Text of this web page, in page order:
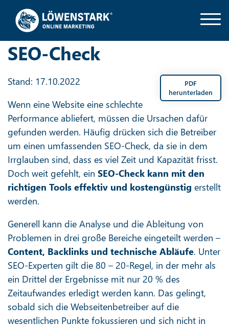
SEO-Check
PDF
herunterladen
Stand: 17.10.2022
Wenn eine Website eine schlechte
Performance abliefert, müssen die Ursachen dafür
gefunden werden. Häufig drücken sich die Betreiber
um einen umfassenden SEO-Check, da sie in dem
Irrglauben sind, dass es viel Zeit und Kapazität frisst.
Doch weit gefehlt, ein SEO-Check kann mit den
richtigen Tools effektiv und kostengünstig erstellt
werden.
Generell kann die Analyse und die Ableitung von
Problemen in drei große Bereiche eingeteilt werden –
Content, Backlinks und technische Abläufe. Unter
SEO-Experten gilt die 80 – 20-Regel, in der mehr als
ein Drittel der Ergebnisse mit nur 20 % des
Zeitaufwandes erledigt werden kann. Das gelingt,
sobald sich die Webseitenbetreiber auf die
wesentlichen Punkte fokussieren und sich nicht in